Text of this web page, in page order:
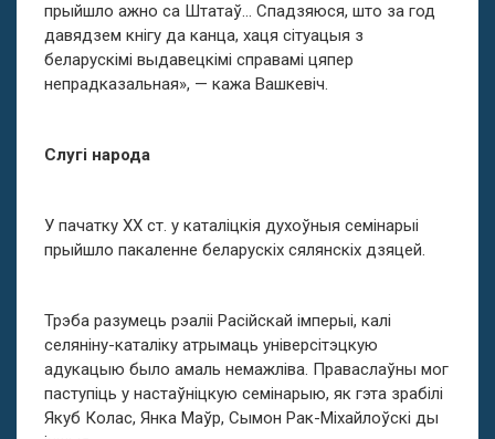
прыйшло ажно са Штатаў… Спадзяюся, што за год
давядзем кнігу да канца, хаця сітуацыя з
беларускімі выдавецкімі справамі цяпер
непрадказальная», — кажа Вашкевіч.
Слугі народа
У пачатку ХХ ст. у каталіцкія духоўныя семінарыі
прыйшло пакаленне беларускіх сялянскіх дзяцей.
Трэба разумець рэаліі Расійскай імперыі, калі
селяніну-каталіку атрымаць універсітэцкую
адукацыю было амаль немажліва. Праваслаўны мог
паступіць у настаўніцкую семінарыю, як гэта зрабілі
Якуб Колас, Янка Маўр, Сымон Рак-Міхайлоўскі ды